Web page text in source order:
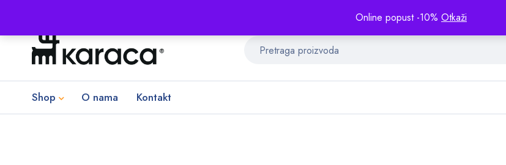
Online popust -10% Otkaži
Shop O nama Kontakt